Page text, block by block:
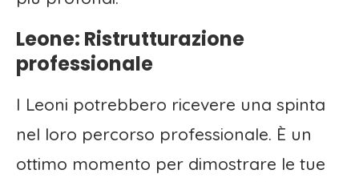
Leone: Ristrutturazione
professionale
I Leoni potrebbero ricevere una spinta
nel loro percorso professionale. È un
ottimo momento per dimostrare le tue